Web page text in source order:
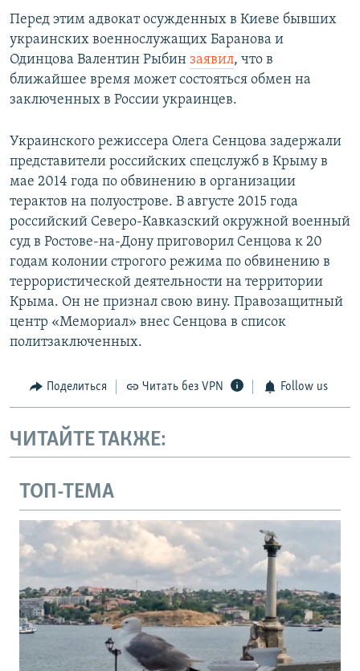
Перед этим адвокат осужденных в Киеве бывших
украинских военнослужащих Баранова и
Одинцова Валентин Рыбин заявил, что в
ближайшее время может состояться обмен на
заключенных в России украинцев.
Украинского режиссера Олега Сенцова задержали
представители российских спецслужб в Крыму в
мае 2014 года по обвинению в организации
терактов на полуострове. В августе 2015 года
российский Северо-Кавказский окружной военный
суд в Ростове-на-Дону приговорил Сенцова к 20
годам колонии строгого режима по обвинению в
террористической деятельности на территории
Крыма. Он не признал свою вину. Правозащитный
центр «Мемориал» внес Сенцова в список
политзаключенных.
Поделиться Читать без VPN Follow us
ЧИТАЙТЕ ТАКЖЕ:
ТОП-ТЕМА